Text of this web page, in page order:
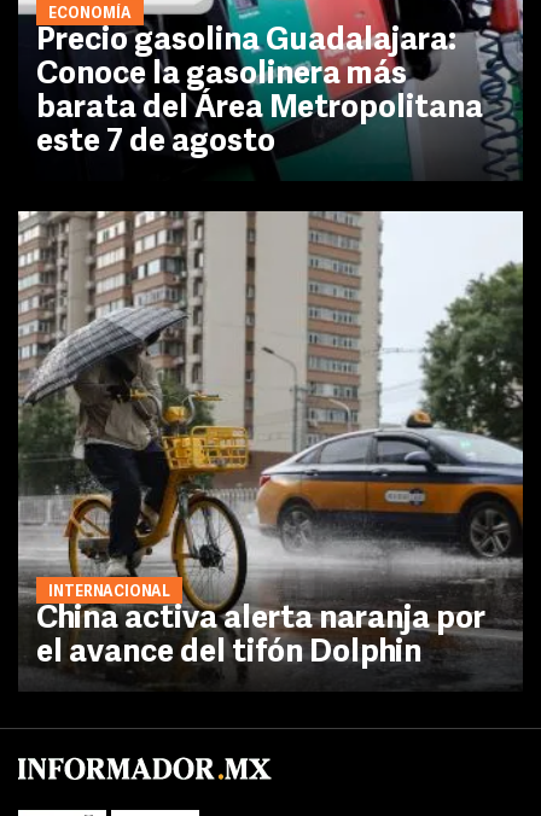
ECONOMÍA
Precio gasolina Guadalajara:
Conoce la gasolinera más
barata del Área Metropolitana
este 7 de agosto
INTERNACIONAL
China activa alerta naranja por
el avance del tifón Dolphin